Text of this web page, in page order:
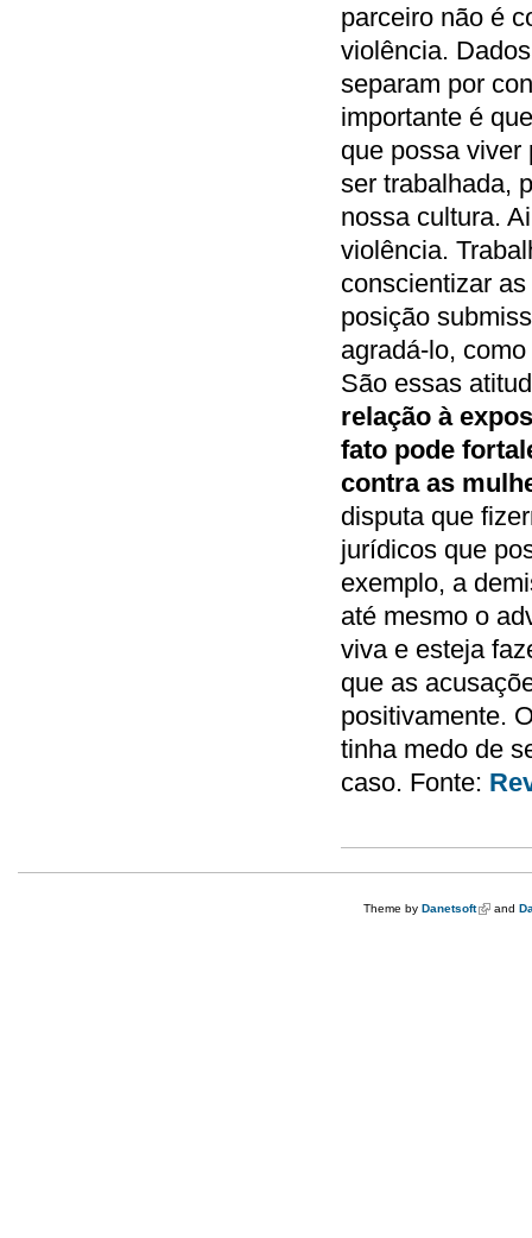
parceiro não é
violência.
separam por
importante é
que possa viver
ser trabalhada,
nossa cultura.
violência.
conscientizar
posição
agradá-lo,
São essas
relação à
fato pode
contra as
disputa que
jurídicos que
exemplo, a
até mesmo o
viva e esteja
que as
positivamente.
tinha medo de
caso. Fonte:
Theme by Danetsoft(link is
and